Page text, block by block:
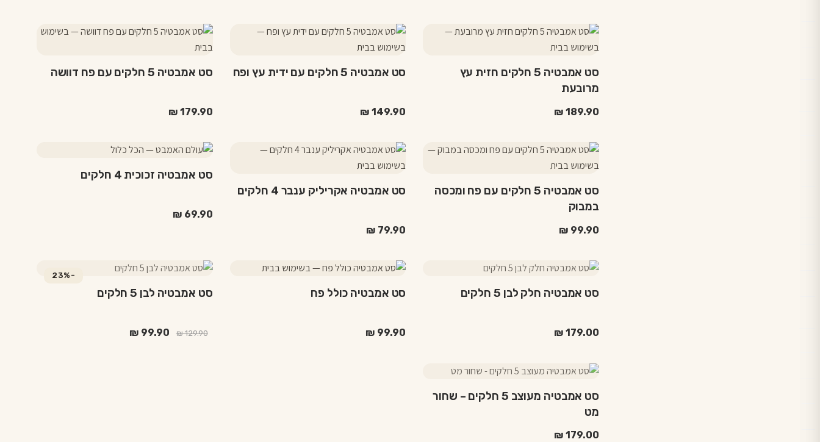
את
האפשרויות
בעמוד
המוצר
את
האפשרויות
בעמוד
המוצר
סט אמבטיה 5 חלקים חזית עץ
מרובעת
₪ 189.90
למוצר
זה
מספר
סוגים.
ניתן
את
בעמוד
המוצר
סט אמבטיה 5 חלקים עם ידית עץ ופח
₪ 149.90
למוצר
זה
מספר
ניתן
את
בעמוד
המוצר
סט אמבטיה 5 חלקים עם פח דוושה
₪ 179.90
למוצר
זה
מספר
ניתן
את
האפשרויות
בעמוד
סט אמבטיה 5 חלקים עם פח ומכסה
במבוק
₪ 99.90
למוצר
זה
מספר
סוגים.
ניתן
את
האפשרויות
בעמוד
סט אמבטיה אקריליק ענבר 4 חלקים
₪ 79.90
סט אמבטיה זכוכית 4 חלקים
₪ 69.90
סט אמבטיה חלק לבן 5 חלקים
₪ 179.00
סט אמבטיה כולל פח
₪ 99.90
למוצר
יש
סוגים.
-23%
סט אמבטיה לבן 5 חלקים
₪129.90
המחיר ₪ 99.90
סט אמבטיה מעוצב 5 חלקים – שחור
מט
₪ 179.00